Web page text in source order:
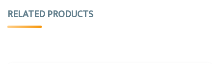
RELATED PRODUCTS